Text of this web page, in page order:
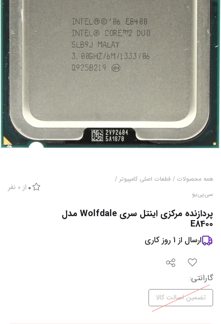
همه محصولات / قطعات اصلی کامپیوتر /
سی‌پی‌یو
0 از 0 نفر
پردازنده مرکزی اینتل سری Wolfdale مدل
E8400
ارسال از 1 روز کاری
گارانتی:
تضمین اصالت کالا